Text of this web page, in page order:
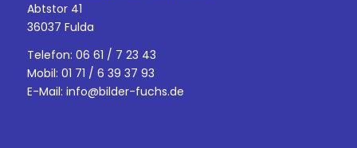
Abtstor 41
36037 Fulda
Telefon: 06 61 / 7 23 43
Mobil: 01 71 / 6 39 37 93
E-Mail: info@bilder-fuchs.de